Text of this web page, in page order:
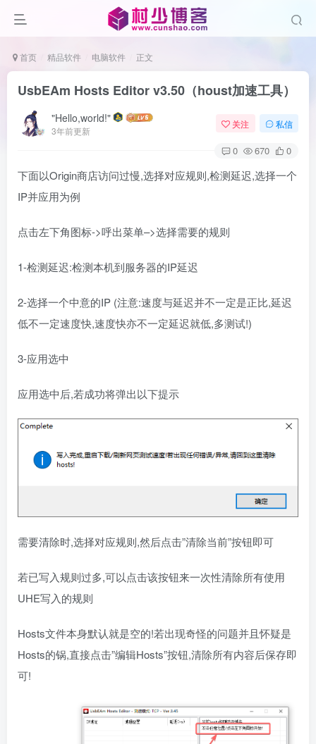
首页 精品软件 电脑软件 正文
UsbEAm Hosts Editor v3.50（houst加速工具）
"Hello,world!"
3年前更新
关注 私信
0 670 0
下面以Origin商店访问过慢,选择对应规则,检测延迟,选择一个
IP并应用为例
点击左下角图标->呼出菜单–>选择需要的规则
1-检测延迟:检测本机到服务器的IP延迟
2-选择一个中意的IP (注意:速度与延迟并不一定是正比,延迟
低不一定速度快,速度快亦不一定延迟就低,多测试!)
3-应用选中
应用选中后,若成功将弹出以下提示
需要清除时,选择对应规则,然后点击”清除当前”按钮即可
若已写入规则过多,可以点击该按钮来一次性清除所有使用
UHE写入的规则
Hosts文件本身默认就是空的!若出现奇怪的问题并且怀疑是
Hosts的锅,直接点击”编辑Hosts”按钮,清除所有内容后保存即
可!